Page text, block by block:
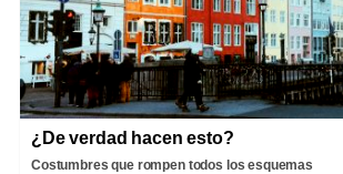
¿De verdad hacen esto?
Costumbres que rompen todos los esquemas